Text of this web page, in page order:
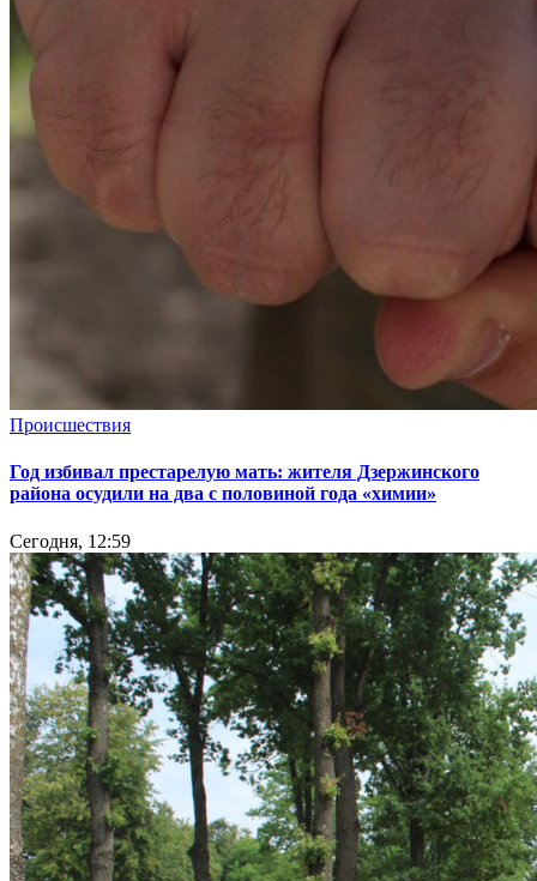
Происшествия
Год избивал престарелую мать: жителя Дзержинского
района осудили на два с половиной года «химии»
Сегодня, 12:59